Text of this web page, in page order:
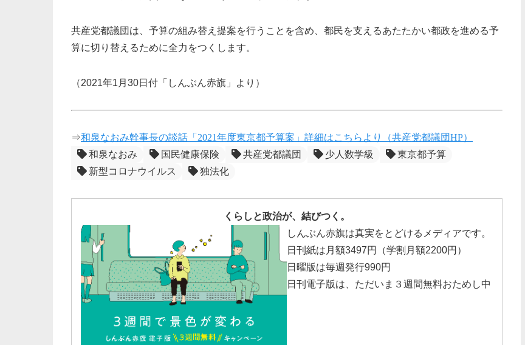
共産党都議団は、予算の組み替え提案を行うことを含め、都民を支えるあたたかい都政を進める予
算に切り替えるために全力をつくします。
（2021年1月30日付「しんぶん赤旗」より）
⇒和泉なおみ幹事長の談話「2021年度東京都予算案」詳細はこちらより（共産党都議団HP）
和泉なおみ
国民健康保険 共産党都議団 少人数学級
東京都予算
新型コロナウイルス
独法化
くらしと政治が、結びつく。
しんぶん赤旗は真実をとどけるメディアです。
日刊紙は月額3497円（学割月額2200円）
日曜版は毎週発行990円
日刊電子版は、ただいま３週間無料おためし中